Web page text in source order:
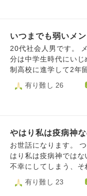
するにはどうすればよ
ざいません
た。 精神疾患ながら
もあり、「あれはこ
常茶飯事の日々です
ていましたが、慣れる
注意を受ける。そん
れるより、優しく注意
くるのです。 昔から
ドが高すぎると言われ
ました。 でもそんな
を稼がなくてはいけ
いつまでも弱いメ
20代社会人男です。
分は中学生時代にい
制高校に進学して2年
でもあと引いて、ふ
います。 それまで人
同世代とも馬が合わず
ず、またそこで凹みま
から、向き合い方は沢
行きません。 もっと
になります。完全に
有り難し 26
やはり私は疫病神
お世話になります。
はり私は疫病神では
不幸にしてしまう、そ
暗い自分の顔ですら
普通で、私は違う。
有り難し 23